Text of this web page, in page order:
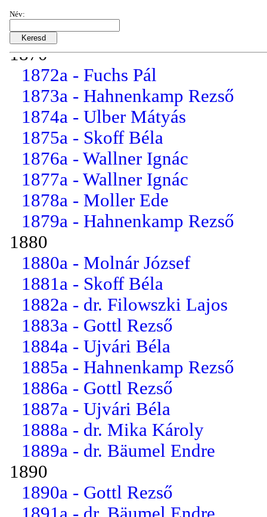
Név:
Osztályok - osztályfőnökök
1870
1872a - Fuchs Pál
1873a - Hahnenkamp Rezső
1874a - Ulber Mátyás
1875a - Skoff Béla
1876a - Wallner Ignác
1877a - Wallner Ignác
1878a - Moller Ede
1879a - Hahnenkamp Rezső
1880
1880a - Molnár József
1881a - Skoff Béla
1882a - dr. Filowszki Lajos
1883a - Gottl Rezső
1884a - Ujvári Béla
1885a - Hahnenkamp Rezső
1886a - Gottl Rezső
1887a - Ujvári Béla
1888a - dr. Mika Károly
1889a - dr. Bäumel Endre
1890
1890a - Gottl Rezső